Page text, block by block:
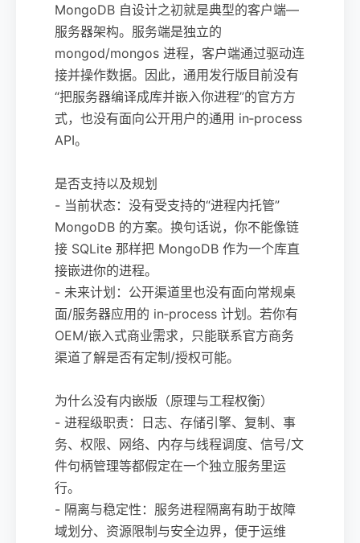
MongoDB 自设计之初就是典型的客户端—
服务器架构。服务端是独立的
mongod/mongos 进程，客户端通过驱动连
接并操作数据。因此，通用发行版目前没有
“把服务器编译成库并嵌入你进程”的官方方
式，也没有面向公开用户的通用 in‑process
API。
是否支持以及规划
- 当前状态：没有受支持的“进程内托管”
MongoDB 的方案。换句话说，你不能像链
接 SQLite 那样把 MongoDB 作为一个库直
接嵌进你的进程。
- 未来计划：公开渠道里也没有面向常规桌
面/服务器应用的 in‑process 计划。若你有
OEM/嵌入式商业需求，只能联系官方商务
渠道了解是否有定制/授权可能。
为什么没有内嵌版（原理与工程权衡）
- 进程级职责：日志、存储引擎、复制、事
务、权限、网络、内存与线程调度、信号/文
件句柄管理等都假定在一个独立服务里运
行。
- 隔离与稳定性：服务进程隔离有助于故障
域划分、资源限制与安全边界，便于运维